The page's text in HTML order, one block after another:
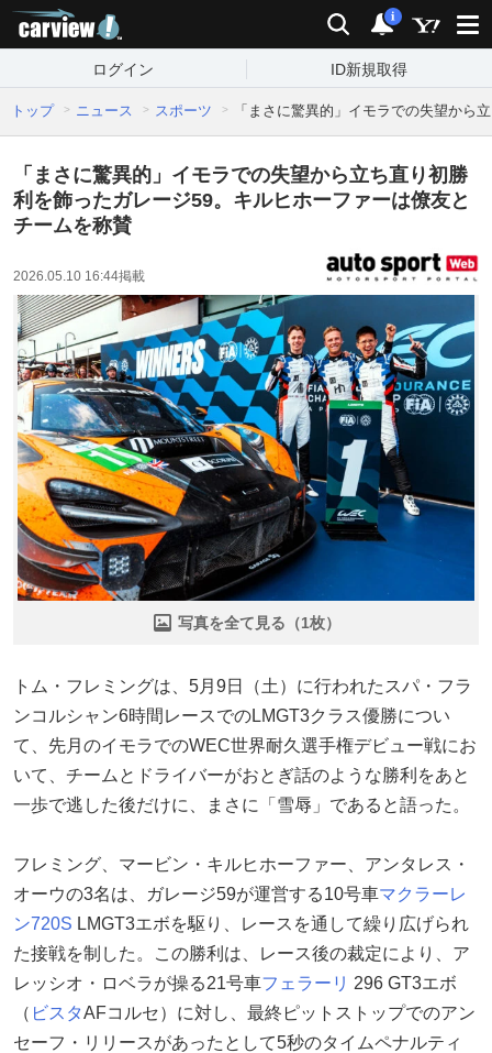
検索 通知
i
ログイン ID新規取得
トップ ニュース スポーツ 「まさに驚異的」イモラでの失望から
「まさに驚異的」イモラでの失望から立ち直り初勝
利を飾ったガレージ59。キルヒホーファーは僚友と
チームを称賛
2026.05.10 16:44掲載
写真を全て見る（1枚）
トム・フレミングは、5月9日（土）に行われたスパ・フラ
ンコルシャン6時間レースでのLMGT3クラス優勝につい
て、先月のイモラでのWEC世界耐久選手権デビュー戦にお
いて、チームとドライバーがおとぎ話のような勝利をあと
一歩で逃した後だけに、まさに「雪辱」であると語った。
フレミング、マービン・キルヒホーファー、アンタレス・
オーウの3名は、ガレージ59が運営する10号車マクラーレ
ン720S LMGT3エボを駆り、レースを通して繰り広げられ
た接戦を制した。この勝利は、レース後の裁定により、ア
レッシオ・ロベラが操る21号車フェラーリ 296 GT3エボ
（ ビスタAFコルセ）に対し、最終ピットストップでのアン
セーフ・リリースがあったとして5秒のタイムペナルティ